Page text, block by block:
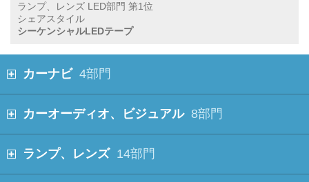
ランプ、レンズ LED部門 第1位
シェアスタイル
シーケンシャルLEDテープ
カーナビ 4部門
カーオーディオ、ビジュアル 8部門
ランプ、レンズ 14部門